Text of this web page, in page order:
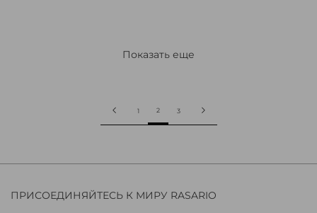
Показать еще
1 2 3
ПРИСОЕДИНЯЙТЕСЬ К МИРУ RASARIO